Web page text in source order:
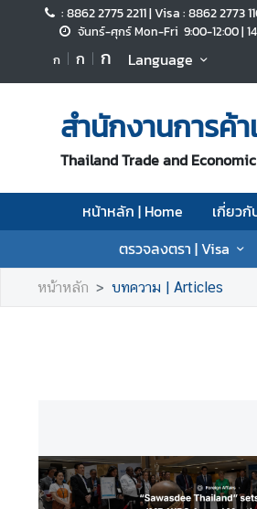
: 8862 2775 2211 | Visa : 8862 2773
จันทร์-ศุกร์ Mon-Fri 9:00-12:00 |
ก ก ก Language
สำนักงานการค้า
Thailand Trade and
หน้าหลัก | Home เกี่ยวกั
ตรวจลงตรา | Visa
น้
|
o
e
ร
า
หน้าหลัก บทความ | Articles